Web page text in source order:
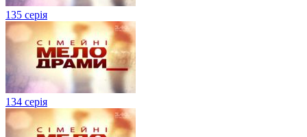
135 серія
134 серiя